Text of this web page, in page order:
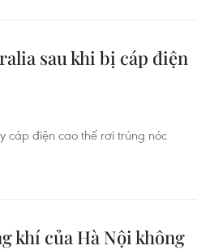
sau khi bị cáp điện
cáp điện cao thế rơi trúng nóc
khí của Hà Nội không